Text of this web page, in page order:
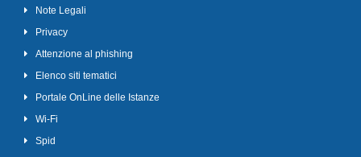
Note Legali
Privacy
Attenzione al phishing
Elenco siti tematici
Portale OnLine delle Istanze
Wi-Fi
Spid